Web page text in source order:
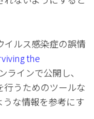
イルス感染症の誤情
the
ラインで公開し、
行うためのツールな
うな情報を参考にす